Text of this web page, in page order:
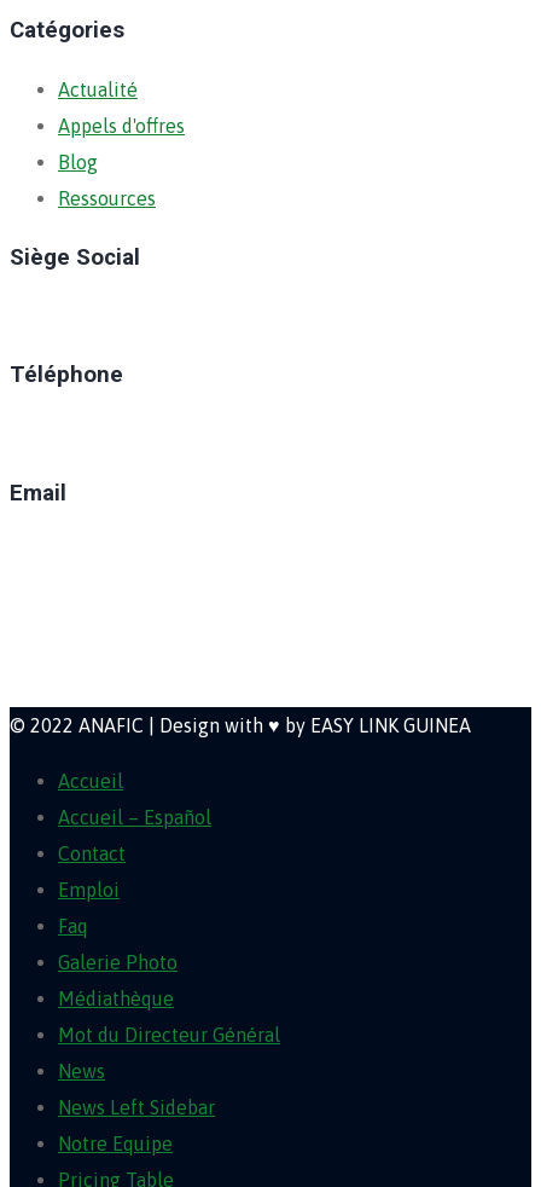
Catégories
Actualité
Appels d'offres
Blog
Ressources
Siège Social
Téléphone
Email
© 2022 ANAFIC | Design with ♥ by EASY LINK GUINEA
Accueil
Accueil – Español
Contact
Emploi
Faq
Galerie Photo
Médiathèque
Mot du Directeur Général
News
News Left Sidebar
Notre Equipe
Pricing Table